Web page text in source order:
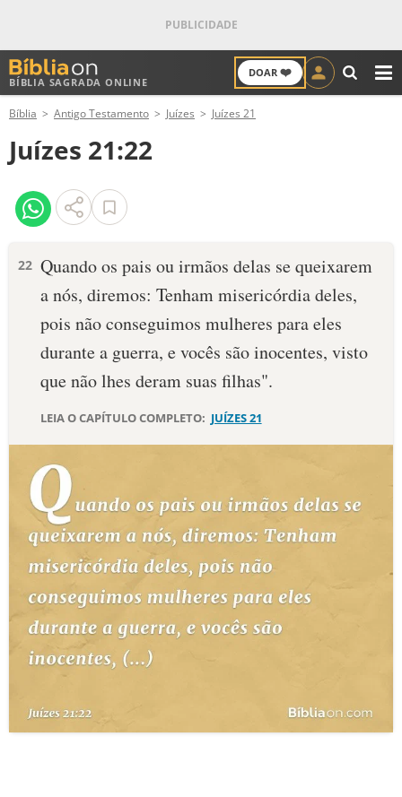
BÍBLIA SAGRADA ONLINE
DOAR ❤️
ANTIGO TESTAMENTO
NOVO TESTAMENTO
VERSÍCULOS
PALAVRA DO DIA
SALMO DO DIA
DEVOCIONAL DIÁRIO
ESTUDOS BÍBLICOS
ESBOÇOS DE PREGAÇÃO
TEMAS
PERGUNTE À BÍBLIA
TERMO BÍBLICO JOGOS
QUEM SOMOS
Bíblia Antigo Testamento Juízes Juízes 21
Juízes 21:22
22 Quando os pais ou irmãos delas se queixarem
a nós, diremos: Tenham misericórdia deles,
pois não conseguimos mulheres para eles
durante a guerra, e vocês são inocentes, visto
que não lhes deram suas filhas".
LEIA O CAPÍTULO COMPLETO: JUÍZES 21